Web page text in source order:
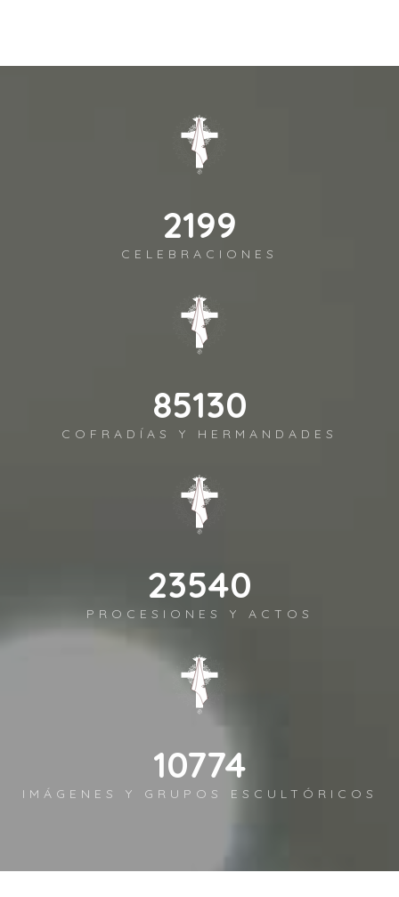
2492
CELEBRACIONES
96480
COFRADÍAS Y HERMANDADES
26679
PROCESIONES Y ACTOS
12211
IMÁGENES Y GRUPOS ESCULTÓRICOS